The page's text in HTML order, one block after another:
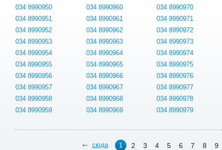
034 8990950
034 8990951
034 8990952
034 8990953
034 8990954
034 8990955
034 8990956
034 8990957
034 8990958
034 8990959
034 8990960
034 8990961
034 8990962
034 8990963
034 8990964
034 8990965
034 8990966
034 8990967
034 8990968
034 8990969
034 8990970
034 8990971
034 8990972
034 8990973
034 8990974
034 8990975
034 8990976
034 8990977
034 8990978
034 8990979
сюда 1 2 3 4 5 6 7 8 9